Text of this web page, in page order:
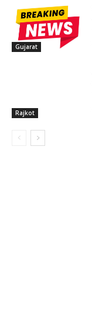
Gujarat
Rajkot